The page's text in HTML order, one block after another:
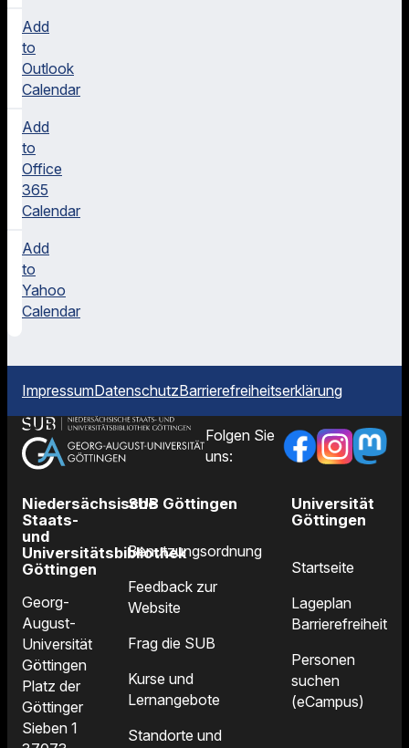
Add
to
Outlook
Calendar
Add
to
Office
365
Calendar
Add
to
Yahoo
Calendar
ImpressumDatenschutzBarrierefreiheitserklärung
Folgen Sie
uns:
Niedersächsische
Staats-
und
Universitätsbibliothek
Göttingen
Georg-
August-
Universität
Göttingen
Platz der
Göttinger
Sieben 1
SUB Göttingen
Benutzungsordnung
Feedback zur
Website
Frag die SUB
Kurse und
Lernangebote
Standorte und
Universität
Göttingen
Startseite
Lageplan
Barrierefreiheit
Personen
suchen
(eCampus)